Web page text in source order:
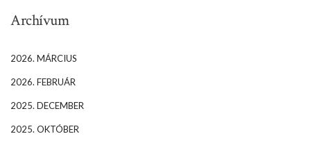
Archívum
2026. MÁRCIUS
2026. FEBRUÁR
2025. DECEMBER
2025. OKTÓBER